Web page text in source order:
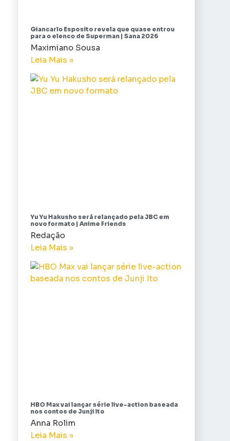
Giancarlo Esposito revela que quase entrou
para o elenco de Superman | Sana 2026
Maximiano Sousa
Leia Mais »
Yu Yu Hakusho será relançado pela JBC em
novo formato | Anime Friends
Redação
Leia Mais »
HBO Max vai lançar série live-action baseada
nos contos de Junji Ito
Anna Rolim
Leia Mais »